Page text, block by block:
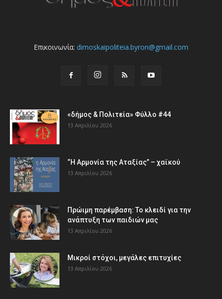
Επικοινωνία: dimoskaipoliteia.byron@gmail.com
«δήμος & Πολιτεία» Φύλλο #44
13 Απριλίου 2026
“Η Αρμονία της Αταξίας” – χαϊκού
13 Απριλίου 2026
Πρώιμη παρέμβαση: Το κλειδί για την
ανάπτυξη των παιδιών µας
13 Απριλίου 2026
Μικροί στόχοι, μεγάλες επιτυχίες
13 Απριλίου 2026